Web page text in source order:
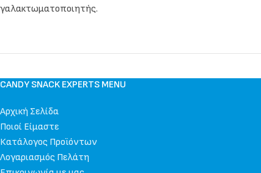
γαλακτωματοποιητής.
CANDY SNACK EXPERTS MENU
Αρχική Σελίδα
Ποιοί Είμαστε
Κατάλογος Προϊόντων
Λογαριασμός Πελάτη